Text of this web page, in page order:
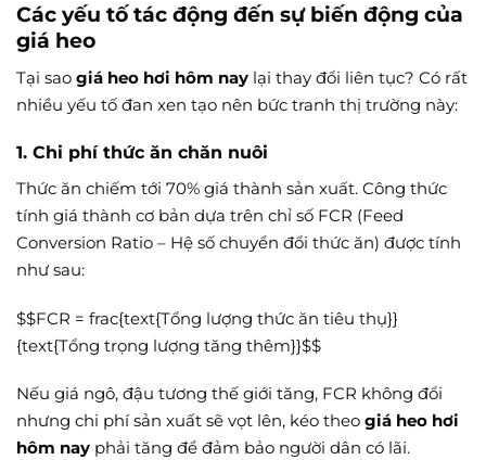
Các yếu tố tác động đến sự biến động của
giá heo
Tại sao giá heo hơi hôm nay lại thay đổi liên tục? Có rất
nhiều yếu tố đan xen tạo nên bức tranh thị trường này:
1. Chi phí thức ăn chăn nuôi
Thức ăn chiếm tới 70% giá thành sản xuất. Công thức
tính giá thành cơ bản dựa trên chỉ số FCR (Feed
Conversion Ratio – Hệ số chuyển đổi thức ăn) được tính
như sau:
$$FCR = frac{text{Tổng lượng thức ăn tiêu thụ}}
{text{Tổng trọng lượng tăng thêm}}$$
Nếu giá ngô, đậu tương thế giới tăng, FCR không đổi
nhưng chi phí sản xuất sẽ vọt lên, kéo theo giá heo hơi
hôm nay phải tăng để đảm bảo người dân có lãi.